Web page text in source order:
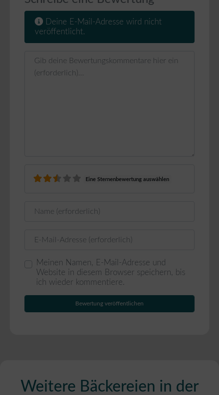
Deine E-Mail-Adresse wird nicht
veröffentlicht.
Eine Sternenbewertung auswählen
Meinen Namen, E-Mail-Adresse und
Website in diesem Browser speichern, bis
ich wieder kommentiere.
Weitere Bäckereien in der